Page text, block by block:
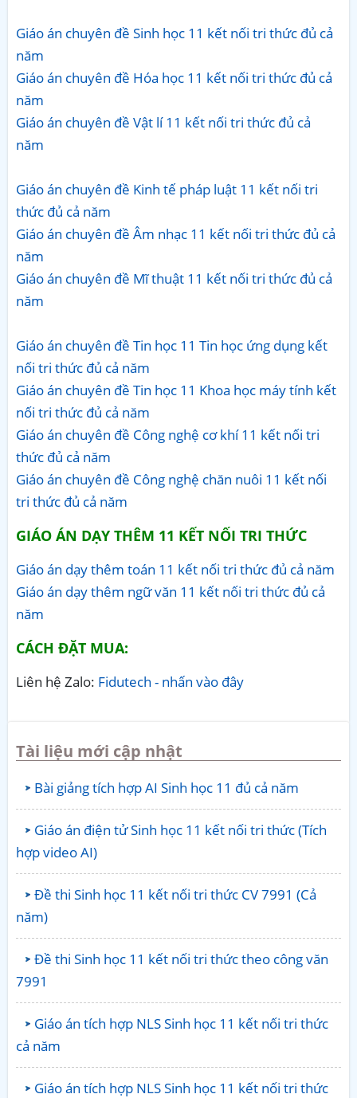
Giáo án chuyên đề Sinh học 11 kết nối tri thức đủ cả
năm
Giáo án chuyên đề Hóa học 11 kết nối tri thức đủ cả
năm
Giáo án chuyên đề Vật lí 11 kết nối tri thức đủ cả
năm
Giáo án chuyên đề Kinh tế pháp luật 11 kết nối tri
thức đủ cả năm
Giáo án chuyên đề Âm nhạc 11 kết nối tri thức đủ cả
năm
Giáo án chuyên đề Mĩ thuật 11 kết nối tri thức đủ cả
năm
Giáo án chuyên đề Tin học 11 Tin học ứng dụng kết
nối tri thức đủ cả năm
Giáo án chuyên đề Tin học 11 Khoa học máy tính kết
nối tri thức đủ cả năm
Giáo án chuyên đề Công nghệ cơ khí 11 kết nối tri
thức đủ cả năm
Giáo án chuyên đề Công nghệ chăn nuôi 11 kết nối
tri thức đủ cả năm
GIÁO ÁN DẠY THÊM 11 KẾT NỐI TRI THỨC
Giáo án dạy thêm toán 11 kết nối tri thức đủ cả năm
Giáo án dạy thêm ngữ văn 11 kết nối tri thức đủ cả
năm
CÁCH ĐẶT MUA:
Liên hệ Zalo: Fidutech - nhấn vào đây
Tài liệu mới cập nhật
Bài giảng tích hợp AI Sinh học 11 đủ cả năm
Giáo án điện tử Sinh học 11 kết nối tri thức (Tích
hợp video AI)
Đề thi Sinh học 11 kết nối tri thức CV 7991 (Cả
năm)
Đề thi Sinh học 11 kết nối tri thức theo công văn
7991
Giáo án tích hợp NLS Sinh học 11 kết nối tri thức
cả năm
Giáo án tích hợp NLS Sinh học 11 kết nối tri thức